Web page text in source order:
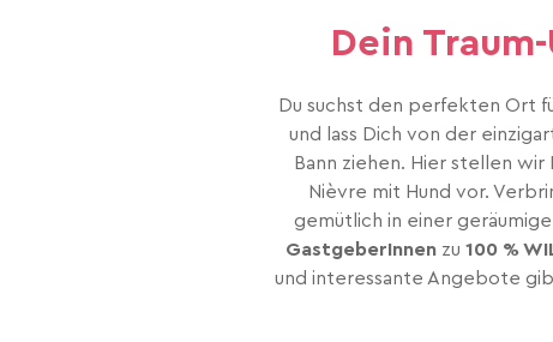
Dein
Du suchst den perfekten Ort
und lass Dich von der
Bann ziehen. Hier stellen wir
Nièvre mit Hund vor.
gemütlich in einer
GastgeberInnen zu 100 %
und interessante Angebote